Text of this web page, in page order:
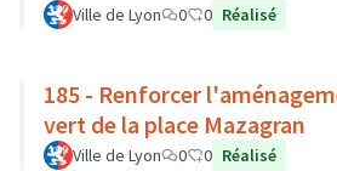
Ville de Lyon 0 0 Réalisé
185 - Renforcer
vert de la place Mazagran
Ville de Lyon 0 0 Réalisé